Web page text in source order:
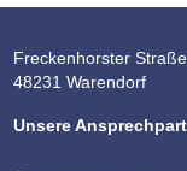
Freckenhorster
48231 Warendorf
Unsere